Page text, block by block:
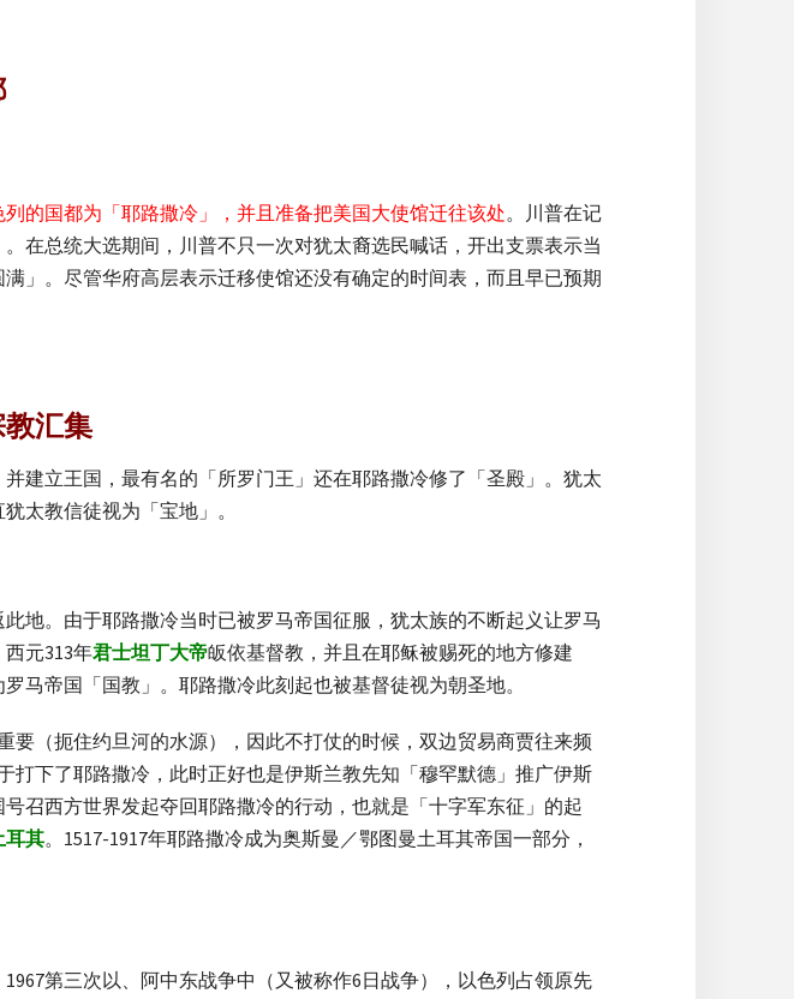
的国都为「耶路撒冷」，并且准备把美国大使馆迁往该处。川普在记
在总统大选期间，川普不只一次对犹太裔选民喊话，开出支票表示当
」。尽管华府高层表示迁移使馆还没有确定的时间表，而且早已预期
汇集
建立王国，最有名的「所罗门王」还在耶路撒冷修了「圣殿」。犹太
太教信徒视为「宝地」。
地。由于耶路撒冷当时已被罗马帝国征服，犹太族的不断起义让罗马
元313年君士坦丁大帝皈依基督教，并且在耶稣被赐死的地方修建
马帝国「国教」。耶路撒冷此刻起也被基督徒视为朝圣地。
（扼住约旦河的水源），因此不打仗的时候，双边贸易商贾往来频
打下了耶路撒冷，此时正好也是伊斯兰教先知「穆罕默德」推广伊斯
召西方世界发起夺回耶路撒冷的行动，也就是「十字军东征」的起
耳其。1517-1917年耶路撒冷成为奥斯曼／鄂图曼土耳其帝国一部分，
第三次以、阿中东战争中（又被称作6日战争），以色列占领原先